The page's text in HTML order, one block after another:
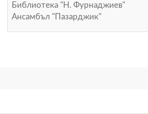
Библиотека "Н. Фурнаджиев"
Ансамбъл "Пазарджик"